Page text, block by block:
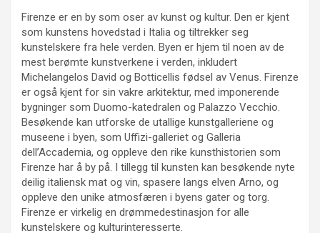
Firenze er en by som oser av kunst og kultur. Den er kjent
som kunstens hovedstad i Italia og tiltrekker seg
kunstelskere fra hele verden. Byen er hjem til noen av de
mest berømte kunstverkene i verden, inkludert
Michelangelos David og Botticellis fødsel av Venus. Firenze
er også kjent for sin vakre arkitektur, med imponerende
bygninger som Duomo-katedralen og Palazzo Vecchio.
Besøkende kan utforske de utallige kunstgalleriene og
museene i byen, som Uffizi-galleriet og Galleria
dell’Accademia, og oppleve den rike kunsthistorien som
Firenze har å by på. I tillegg til kunsten kan besøkende nyte
deilig italiensk mat og vin, spasere langs elven Arno, og
oppleve den unike atmosfæren i byens gater og torg.
Firenze er virkelig en drømmedestinasjon for alle
kunstelskere og kulturinteresserte.